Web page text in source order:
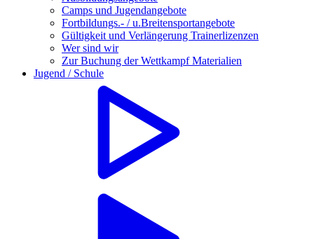
Camps und Jugendangebote
Fortbildungs.- / u.Breitensportangebote
Gültigkeit und Verlängerung Trainerlizenzen
Wer sind wir
Zur Buchung der Wettkampf Materialien
Jugend / Schule